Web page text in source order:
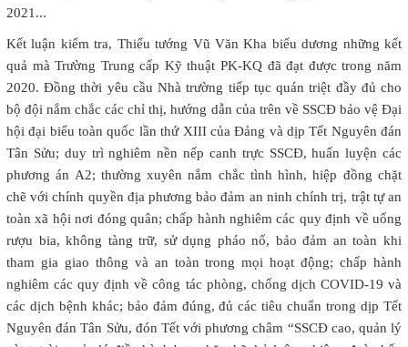
2021...
Kết luận kiểm tra, Thiếu tướng Vũ Văn Kha biểu dương những kết
quả mà Trường Trung cấp Kỹ thuật PK-KQ đã đạt được trong năm
2020. Đồng thời yêu cầu Nhà trường tiếp tục quán triệt đầy đủ cho
bộ đội nắm chắc các chỉ thị, hướng dẫn của trên về SSCĐ bảo vệ Đại
hội đại biểu toàn quốc lần thứ XIII của Đảng và dịp Tết Nguyên đán
Tân Sửu; duy trì nghiêm nền nếp canh trực SSCĐ, huấn luyện các
phương án A2; thường xuyên nắm chắc tình hình, hiệp đồng chặt
chẽ với chính quyền địa phương bảo đảm an ninh chính trị, trật tự an
toàn xã hội nơi đóng quân; chấp hành nghiêm các quy định về uống
rượu bia, không tàng trữ, sử dụng pháo nổ, bảo đảm an toàn khi
tham gia giao thông và an toàn trong mọi hoạt động; chấp hành
nghiêm các quy định về công tác phòng, chống dịch COVID-19 và
các dịch bệnh khác; bảo đảm đúng, đủ các tiêu chuẩn trong dịp Tết
Nguyên đán Tân Sửu, đón Tết với phương châm “SSCĐ cao, quản lý